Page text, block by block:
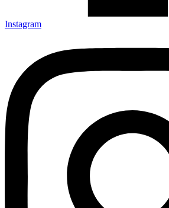
Instagram